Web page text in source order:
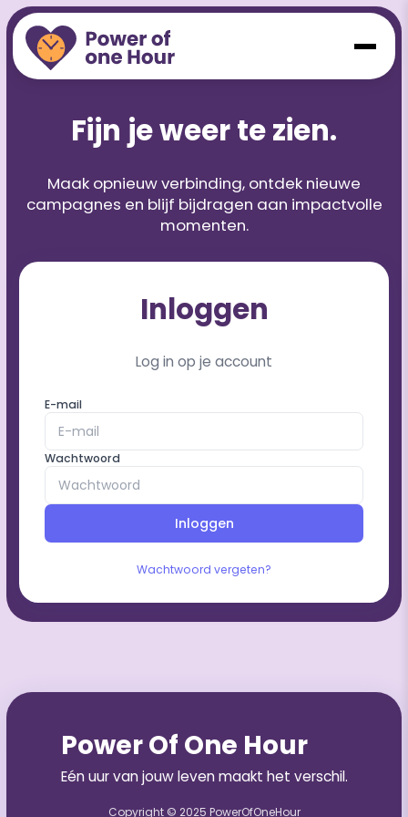
Fijn je weer te zien.
Maak opnieuw verbinding, ontdek nieuwe
campagnes en blijf bijdragen aan impactvolle
momenten.
Inloggen
Log in op je account
E-mail
Wachtwoord
Inloggen
Wachtwoord vergeten?
Power Of One Hour
Eén uur van jouw leven maakt het verschil.
Copyright © 2025 PowerOfOneHour